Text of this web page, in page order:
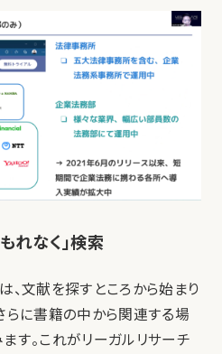
れなく」検索
、文献を探すところから始まり
らに書籍の中から関連する場
す。これがリーガルリサーチ